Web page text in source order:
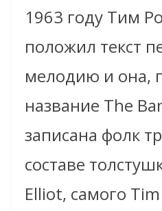
1963 году Тим
положил текст
мелодию и она,
название The
записана фолк
составе
Elliot, самого Tim